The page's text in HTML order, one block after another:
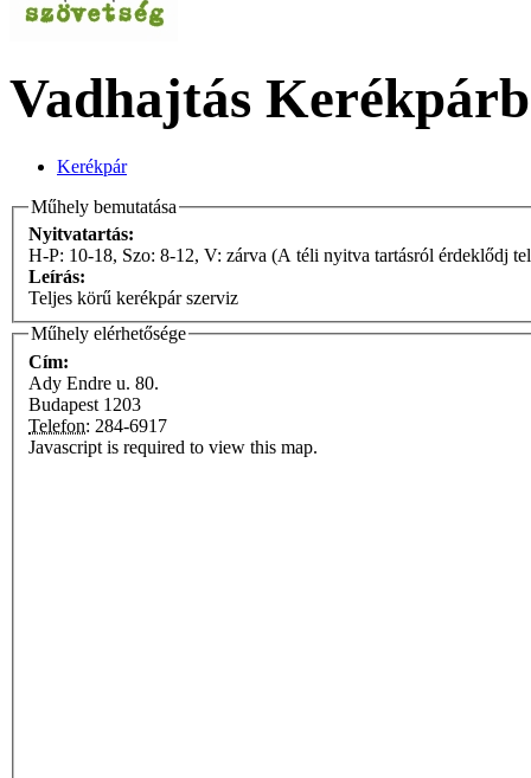
Vadhajtás
Kerékpár
Műhely bemutatása
Nyitvatartás:
H-P: 10-18, Szo: 8-12, V: zárva (A téli nyitva tartásról érdeklődj
Leírás:
Teljes körű kerékpár szerviz
Műhely elérhetősége
Cím:
Ady Endre u. 80.
Budapest 1203
Telefon: 284-6917
Javascript is required to view this map.